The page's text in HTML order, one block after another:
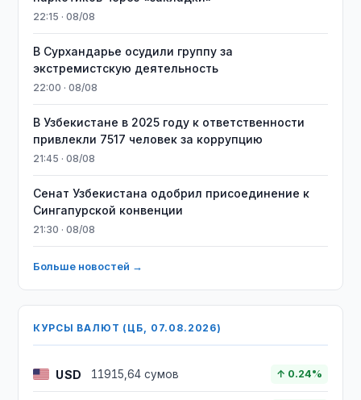
22:15 · 08/08
В Сурхандарье осудили группу за
экстремистскую деятельность
22:00 · 08/08
В Узбекистане в 2025 году к ответственности
привлекли 7517 человек за коррупцию
21:45 · 08/08
Сенат Узбекистана одобрил присоединение к
Сингапурской конвенции
21:30 · 08/08
Больше новостей →
КУРСЫ ВАЛЮТ (ЦБ, 07.08.2026)
USD 11915,64 сумов ↑ 0.24%